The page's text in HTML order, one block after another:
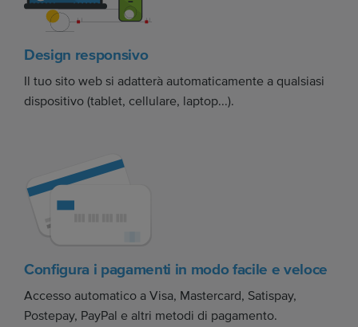
Design responsivo
Il tuo sito web si adatterà automaticamente a qualsiasi
dispositivo (tablet, cellulare, laptop...).
Configura i pagamenti in modo facile e veloce
Accesso automatico a Visa, Mastercard, Satispay,
Postepay, PayPal e altri metodi di pagamento.